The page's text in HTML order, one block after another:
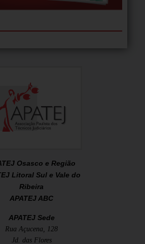
Osasco e Região
Litoral Sul e Vale do
Ribeira
APATEJ ABC
APATEJ Sede
Rua Açucena, 128
Jd. das Flores